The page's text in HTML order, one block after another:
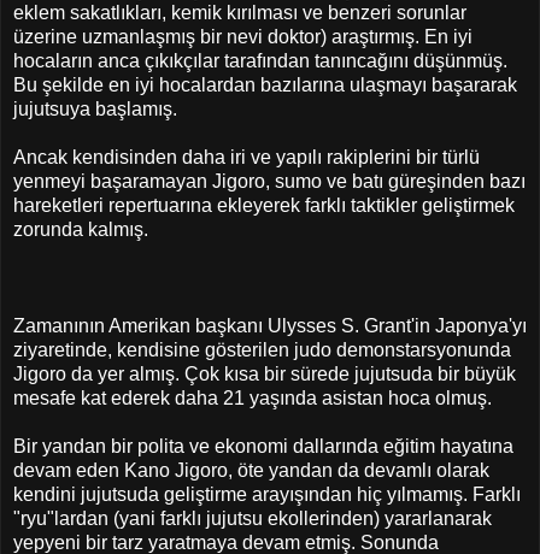
eklem sakatlıkları, kemik kırılması ve benzeri sorunlar
üzerine uzmanlaşmış bir nevi doktor) araştırmış. En iyi
hocaların anca çıkıkçılar tarafından tanıncağını düşünmüş.
Bu şekilde en iyi hocalardan bazılarına ulaşmayı başararak
jujutsuya başlamış.
Ancak kendisinden daha iri ve yapılı rakiplerini bir türlü
yenmeyi başaramayan Jigoro, sumo ve batı güreşinden bazı
hareketleri repertuarına ekleyerek farklı taktikler geliştirmek
zorunda kalmış.
Zamanının Amerikan başkanı Ulysses S. Grant'in Japonya'yı
ziyaretinde, kendisine gösterilen judo demonstarsyonunda
Jigoro da yer almış. Çok kısa bir sürede jujutsuda bir büyük
mesafe kat ederek daha 21 yaşında asistan hoca olmuş.
Bir yandan bir polita ve ekonomi dallarında eğitim hayatına
devam eden Kano Jigoro, öte yandan da devamlı olarak
kendini jujutsuda geliştirme arayışından hiç yılmamış. Farklı
"ryu"lardan (yani farklı jujutsu ekollerinden) yararlanarak
yepyeni bir tarz yaratmaya devam etmiş. Sonunda